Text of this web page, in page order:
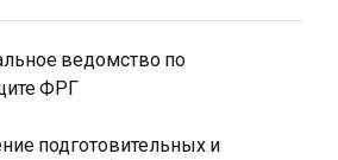
ведомство по
ФРГ
подготовительных и